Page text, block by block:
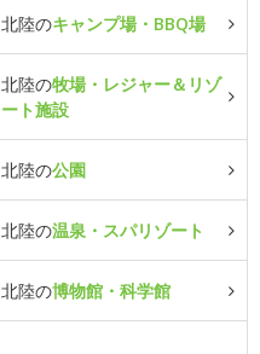
北陸のキャンプ場・BBQ場
北陸の牧場・レジャー＆リゾ
ート施設
北陸の公園
北陸の温泉・スパリゾート
北陸の博物館・科学館